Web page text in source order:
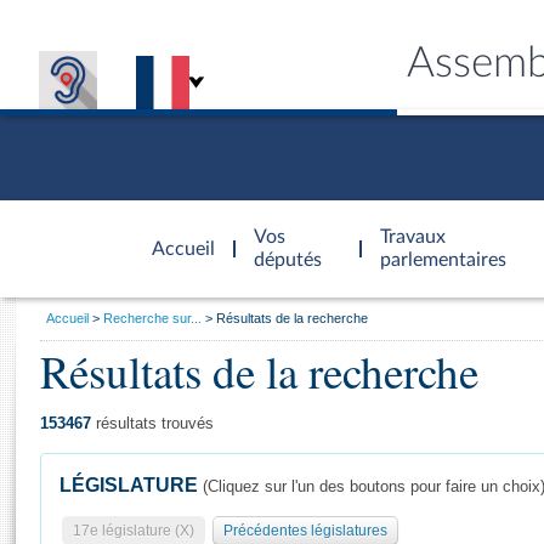
Accueil
d'accueil
Vos
députés
Travaux
parlementaires
Général
Vous
Accueil Recherche sur... Résultats de la recherche
Résultats de la recherche
153467 résultats trouvés
LÉGISLATURE (Cliquez sur l'un des boutons pour faire un choix)
17e législature (X) Précédentes législatures